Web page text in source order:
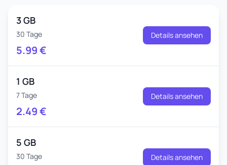
3 GB
30 Tage
5.99€
Details ansehen
1 GB
7 Tage
2.49€
Details ansehen
5 GB
30 Tage Details ansehen